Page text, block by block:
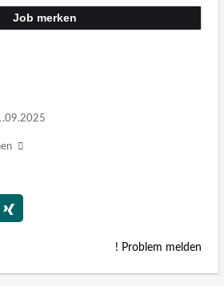
Job merken
! Problem melden